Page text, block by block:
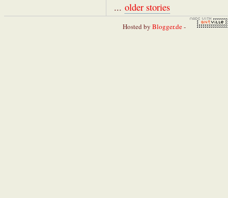
... older stories
Hosted by Blogger.de-